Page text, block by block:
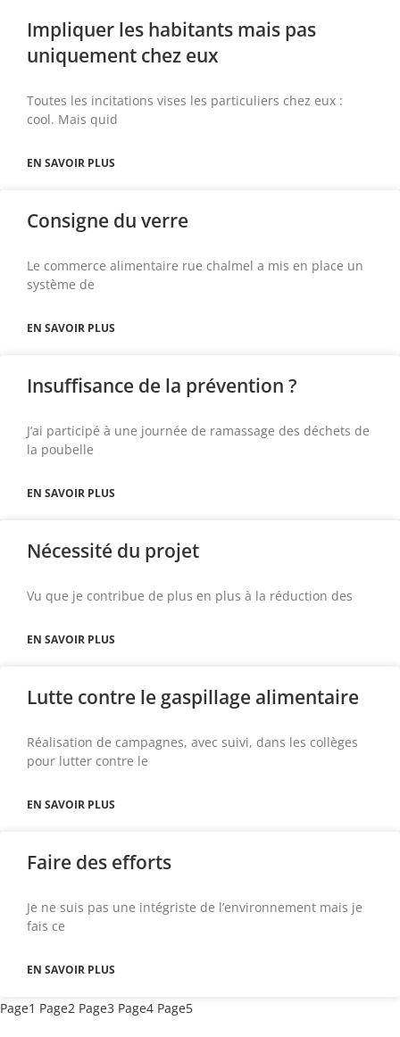
Impliquer les habitants mais pas
uniquement chez eux
Toutes les incitations vises les particuliers chez eux :
cool. Mais quid
EN SAVOIR PLUS
Consigne du verre
Le commerce alimentaire rue chalmel a mis en place un
système de
EN SAVOIR PLUS
Insuffisance de la prévention ?
J’ai participé à une journée de ramassage des déchets de
la poubelle
EN SAVOIR PLUS
Nécessité du projet
Vu que je contribue de plus en plus à la réduction des
EN SAVOIR PLUS
Lutte contre le gaspillage alimentaire
Réalisation de campagnes, avec suivi, dans les collèges
pour lutter contre le
EN SAVOIR PLUS
Faire des efforts
Je ne suis pas une intégriste de l’environnement mais je
fais ce
EN SAVOIR PLUS
Page1 Page2 Page3 Page4 Page5